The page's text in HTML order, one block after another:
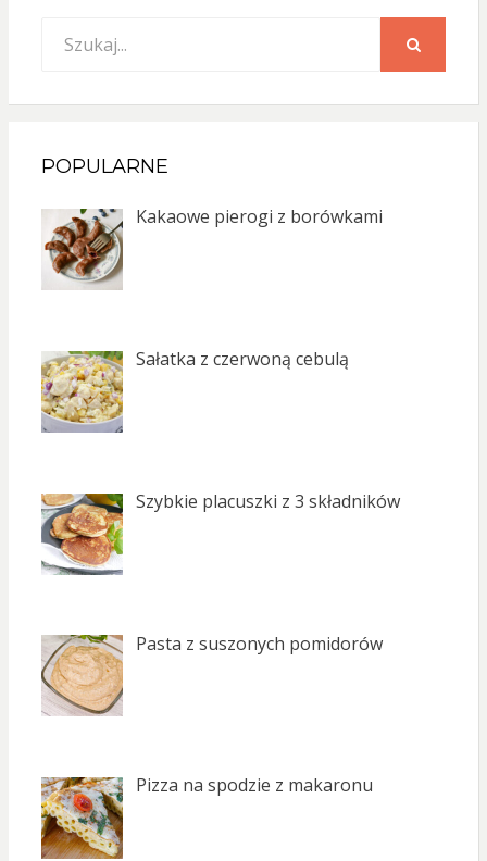
for:
POPULARNE
Kakaowe pierogi z borówkami
Sałatka z czerwoną cebulą
Szybkie placuszki z 3 składników
Pasta z suszonych pomidorów
Pizza na spodzie z makaronu